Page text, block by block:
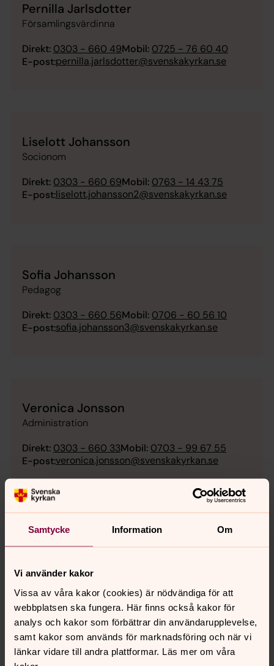
Samtycke Information Om
Vi använder kakor
Vissa av våra kakor (cookies) är nödvändiga för att
webbplatsen ska fungera. Här finns också kakor för
analys och kakor som förbättrar din användarupplevelse,
samt kakor som används för marknadsföring och när vi
länkar vidare till andra plattformar. Läs mer om våra
Pernilla Jarlsdotter
Församlingsvärdinna
Direkt: 0303 - 660 49Mobil: 0725 - 76 60 40
E-post:pernilla.jarlsdotter@svenskakyrkan.se
Liselott Johansson
Socionom
Direkt: 0303 - 660 69Mobil: 0763 - 14 43 75
E-post:liselott.johansson2@svenskakyrkan.se
Sofia Johansson
Pedagog
Direkt: 0303 - 660 56Mobil: 0706 - 60 56 10
E-post:sofia.johansson3@svenskakyrkan.se
Veronica Jonsson
Administration
Direkt: 0303 - 660 33Mobil: 0703 - 99 67 55
E-post:veronica.jonsson@svenskakyrkan.se
E-post:elinor.josefsson@svenskakyrkan.se